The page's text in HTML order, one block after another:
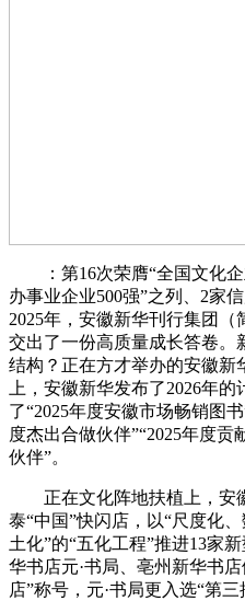
：第16次荣膺“全国文化企
办事业企业500强”之列、2家
2025年，安徽新华刊行集团
交出了一份高质量成长答卷。
结构？正在方才举办的安徽新
上，安徽新华发布了2026年
了“2025年度安徽市场畅销图
度杰出合做伙伴”“2025年度贡
伙伴”。
正在文化阵地扶植上，安
泰“中国”快闪店，以“尺度化
土化”的“五化工程”推进13家
华书店元·书局、亳州新华书
店”称号，元·书局更入选“第